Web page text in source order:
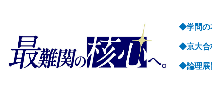
◆学問の
◆京大合
◆論理展